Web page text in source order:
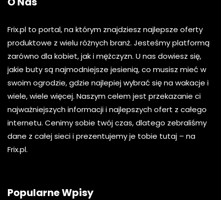
Frix.pl to portal, na którym znajdziesz najlepsze oferty
produktowe z wielu różnych branż. Jesteśmy platformą
zarówno dla kobiet, jak i mężczyzn. U nas dowiesz się,
jakie buty są najmodniejsze jesienią, co musisz mieć w
swoim ogrodzie, gdzie najlepiej wybrać się na wakacje i
wiele, wiele więcej. Naszym celem jest przekazanie ci
najważniejszych informacji i najlepszych ofert z całego
internetu. Cenimy sobie twój czas, dlatego zebraliśmy
dane z całej sieci i prezentujemy je tobie tutaj – na
Frix.pl.
Popularne Wpisy